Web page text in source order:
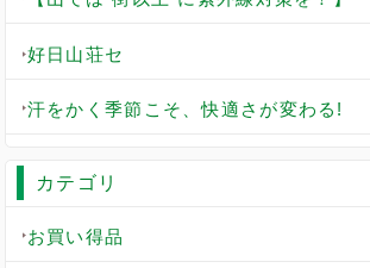
好日山荘セ
汗をかく季節こそ、快適さが変わる!
カテゴリ
お買い得品